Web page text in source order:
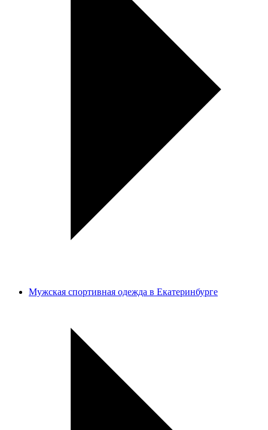
Мужская спортивная одежда в Екатеринбурге